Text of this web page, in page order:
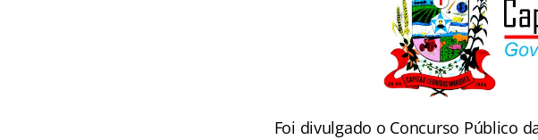
Foi divulgado o Concurso Público